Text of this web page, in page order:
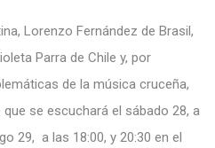
Lorenzo Fernández de Brasil,
Parra de Chile y, por
de la música cruceña,
se escuchará el sábado 28, a
29, a las 18:00, y 20:30 en el